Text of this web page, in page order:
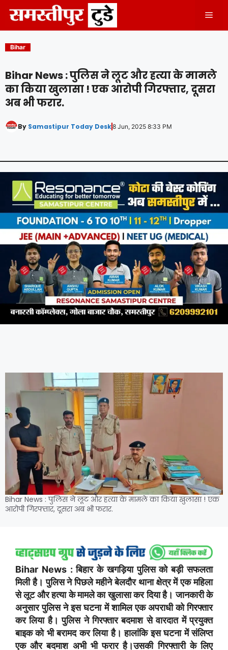
content
Bihar
Bihar News : पुलिस ने लूट और हत्या के मामले
का किया खुलासा ! एक आरोपी गिरफ्तार, दूसरा
अब भी फरार.
By Samastipur Today Desk8 Jun, 2025 8:33 PM
Bihar News : पुलिस ने लूट और हत्या के मामले का किया खुलासा ! एक
आरोपी गिरफ्तार, दूसरा अब भी फरार.
Bihar News : बिहार के खगड़िया पुलिस को बड़ी सफलता
मिली है। पुलिस ने पिछले महीने बेलदौर थाना क्षेत्र में एक महिला
से लूट और हत्या के मामले का खुलासा कर दिया है। जानकारी के
अनुसार पुलिस ने इस घटना में शामिल एक अपराधी को गिरफ्तार
कर लिया है। पुलिस ने गिरफ्तार बदमाश से वारदात में प्रयुक्त
बाइक को भी बरामद कर लिया है। हालांकि इस घटना में संलिप्त
एक और बदमाश अभी भी फरार है।उसकी गिरफ्तारी के लिए